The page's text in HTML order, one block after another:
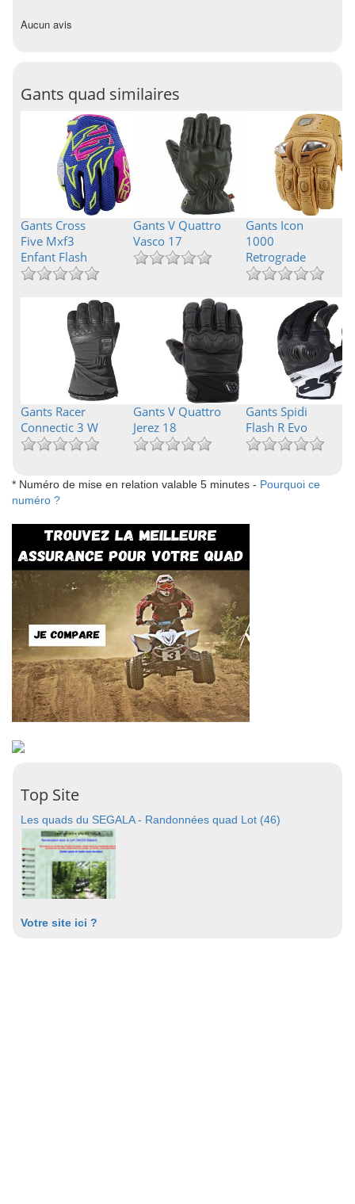
Aucun avis
Gants quad similaires
Gants Cross
Five Mxf3
Enfant Flash
Gants V Quattro
Vasco 17
Gants Icon
1000
Retrograde
Gants Racer
Connectic 3 W
Gants V Quattro
Jerez 18
Gants Spidi
Flash R Evo
* Numéro de mise en relation valable 5 minutes - Pourquoi ce
numéro ?
Top Site
Les quads du SEGALA - Randonnées quad Lot (46)
Votre site ici ?